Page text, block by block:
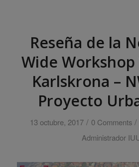
Reseña de la
Wide Workshop
Karlskrona –
Proyecto
13 octubre, 2017 / 0 Comments /
Administrador